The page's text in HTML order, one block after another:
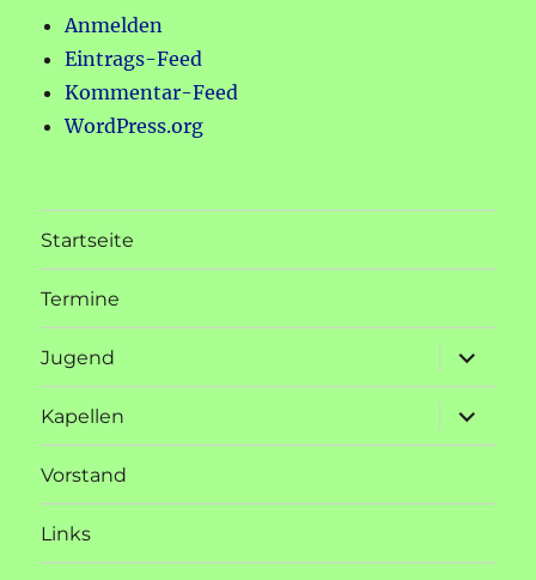
Anmelden
Eintrags-Feed
Kommentar-Feed
WordPress.org
Startseite
Termine
Jugend
öffnen
Kapellen
öffnen
Vorstand
Links